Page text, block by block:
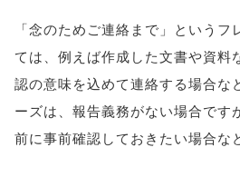
「念のためご連絡まで」という
ては、例えば作成した文書や資料
認の意味を込めて連絡する場合な
ーズは、報告義務がない場合です
前に事前確認しておきたい場合な